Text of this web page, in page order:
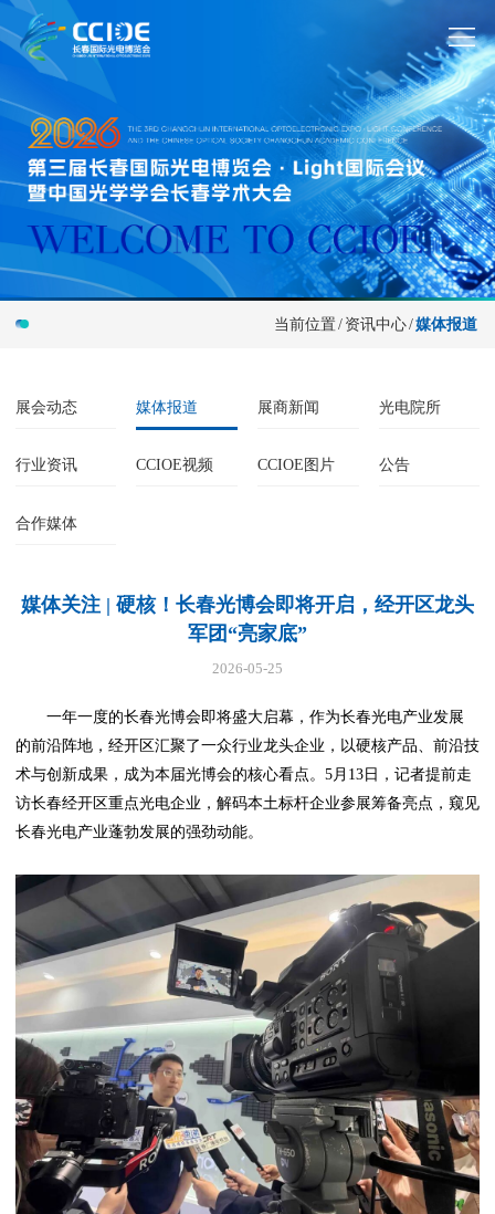
当前位置/资讯中心/媒体报道
展会动态 媒体报道 展商新闻 光电院所
行业资讯 CCIOE视频 CCIOE图片 公告
合作媒体
媒体关注 | 硬核！长春光博会即将开启，经开区龙头
军团“亮家底”
2026-05-25
一年一度的长春光博会即将盛大启幕，作为长春光电产业发展
的前沿阵地，经开区汇聚了一众行业龙头企业，以硬核产品、前沿技
术与创新成果，成为本届光博会的核心看点。5月13日，记者提前走
访长春经开区重点光电企业，解码本土标杆企业参展筹备亮点，窥见
长春光电产业蓬勃发展的强劲动能。